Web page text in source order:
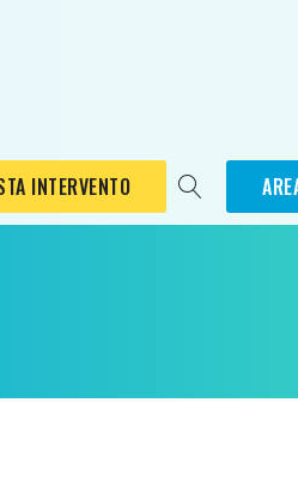
INTERVENTO